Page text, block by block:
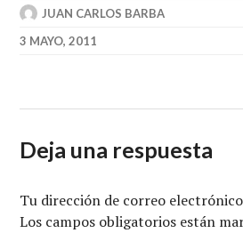
JUAN CARLOS BARBA
3 MAYO, 2011
Deja una respuesta
Tu dirección de correo
Los campos obligatorios están